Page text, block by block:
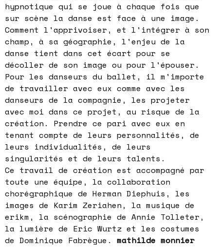
hypnotique qui se joue à chaque fois que
sur scène la danse est face à une image.
Comment l'apprivoiser, et l'intégrer à son
champ, à sa géographie, l'enjeu de la
danse tient dans cet écart pour se
décoller de son image ou pour l'épouser.
Pour les danseurs du ballet, il m'importe
de travailler avec eux comme avec les
danseurs de la compagnie, les projeter
avec moi dans ce projet, au risque de la
création. Prendre ce pari avec eux en
tenant compte de leurs personnalités, de
leurs individualités, de leurs
singularités et de leurs talents.
Ce travail de création est accompagné par
toute une équipe, la collaboration
chorégraphique de Herman Diephuis, les
images de Karim Zeriahen, la musique de
erikm, la scénographie de Annie Tolleter,
la lumière de Eric Wurtz et les costumes
de Dominique Fabrègue. mathilde monnier